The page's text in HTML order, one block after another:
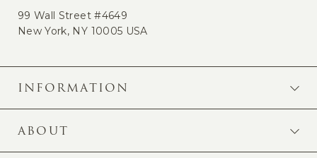
99 Wall Street #4649
New York, NY 10005 USA
INFORMATION
ABOUT